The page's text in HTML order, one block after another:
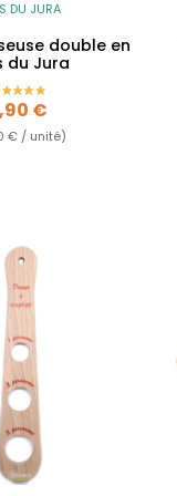
DU JURA
double en
du Jura
€
€ / unité)